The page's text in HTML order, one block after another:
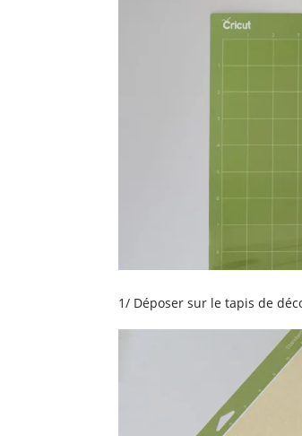
1/ Déposer sur le tapis de